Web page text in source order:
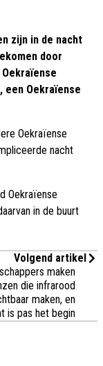
zijn in de nacht
door
een Oekraïense
Oekraïense
nacht
Oekraïense
in de buurt
Volgend artikel
maken
die infrarood
maken, en
is pas het begin